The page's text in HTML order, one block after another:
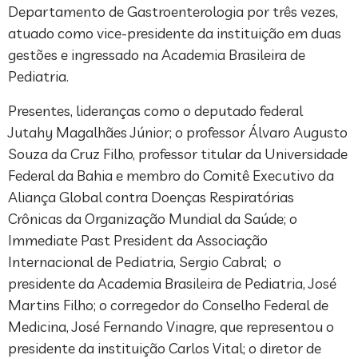
Departamento de Gastroenterologia por três vezes,
atuado como vice-presidente da instituição em duas
gestões e ingressado na Academia Brasileira de
Pediatria.
Presentes, lideranças como o deputado federal
Jutahy Magalhães Júnior; o professor Álvaro Augusto
Souza da Cruz Filho, professor titular da Universidade
Federal da Bahia e membro do Comitê Executivo da
Aliança Global contra Doenças Respiratórias
Crônicas da Organização Mundial da Saúde; o
Immediate Past President da Associação
Internacional de Pediatria, Sergio Cabral; o
presidente da Academia Brasileira de Pediatria, José
Martins Filho; o corregedor do Conselho Federal de
Medicina, José Fernando Vinagre, que representou o
presidente da instituição Carlos Vital; o diretor de